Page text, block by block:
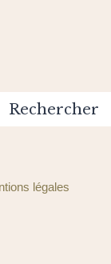
Rechercher
légales